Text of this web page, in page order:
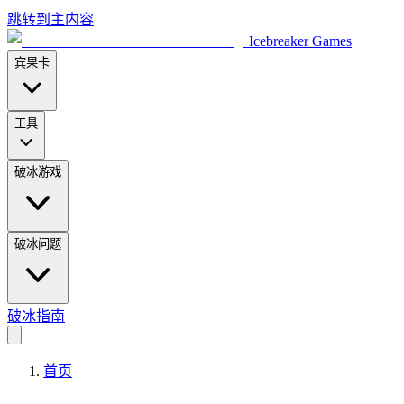
跳转到主内容
Icebreaker Games
宾果卡
工具
破冰游戏
破冰问题
破冰指南
首页